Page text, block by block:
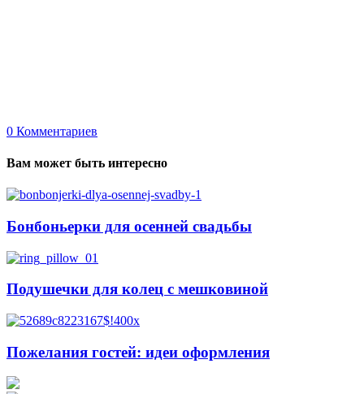
0 Комментариев
Вам может быть интересно
Бонбоньерки для осенней свадьбы
Подушечки для колец с мешковиной
Пожелания гостей: идеи оформления